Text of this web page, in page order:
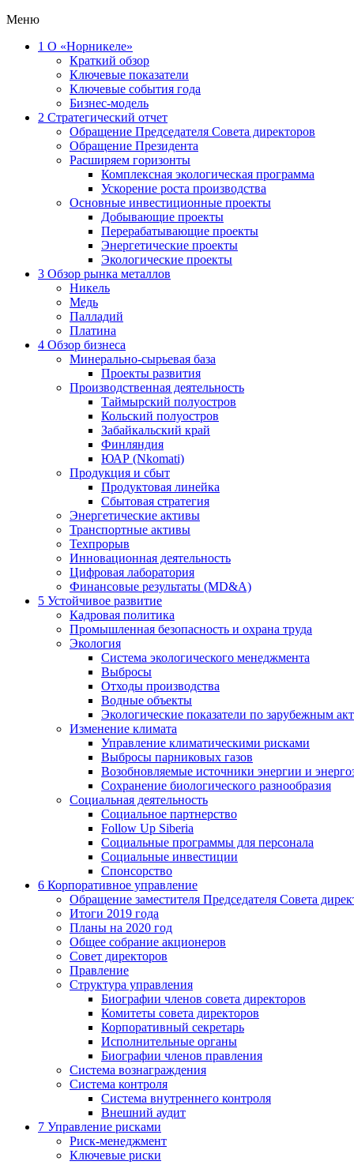
Меню
1 О «Норникеле»
Краткий обзор
Ключевые показатели
Ключевые события года
Бизнес-модель
2 Стратегический отчет
Обращение Председателя Совета директоров
Обращение Президента
Расширяем горизонты
Комплексная экологическая программа
Ускорение роста производства
Основные инвестиционные проекты
Добывающие проекты
Перерабатывающие проекты
Энергетические проекты
Экологические проекты
3 Обзор рынка металлов
Никель
Медь
Палладий
Платина
4 Обзор бизнеса
Минерально-сырьевая база
Проекты развития
Производственная деятельность
Таймырский полуостров
Кольский полуостров
Забайкальский край
Финляндия
ЮАР (Nkomati)
Продукция и сбыт
Продуктовая линейка
Сбытовая стратегия
Энергетические активы
Транспортные активы
Техпрорыв
Инновационная деятельность
Цифровая лаборатория
Финансовые результаты (MD&A)
5 Устойчивое развитие
Кадровая политика
Промышленная безопасность и охрана труда
Экология
Система экологического менеджмента
Выбросы
Отходы производства
Водные объекты
Экологические показатели по зарубежным
Изменение климата
Управление климатическими рисками
Выбросы парниковых газов
Возобновляемые источники энергии и
Сохранение биологического разнообразия
Социальная деятельность
Социальное партнерство
Follow Up Siberia
Социальные программы для персонала
Социальные инвестиции
Спонсорство
6 Корпоративное управление
Обращение заместителя Председателя Совета
Итоги 2019 года
Планы на 2020 год
Общее собрание акционеров
Совет директоров
Правление
Структура управления
Биографии членов совета директоров
Комитеты совета директоров
Корпоративный секретарь
Исполнительные органы
Биографии членов правления
Система вознаграждения
Система контроля
Система внутреннего контроля
Внешний аудит
7 Управление рисками
Риск-менеджмент
Ключевые риски